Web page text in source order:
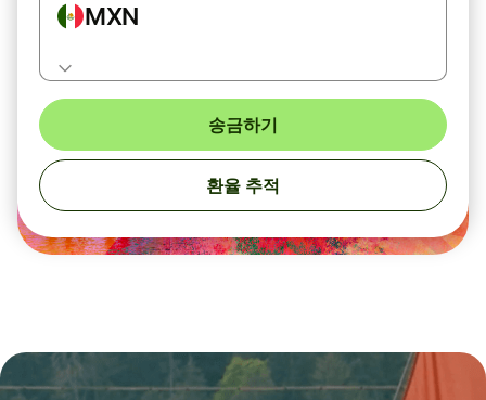
MXN
송금하기
환율 추적